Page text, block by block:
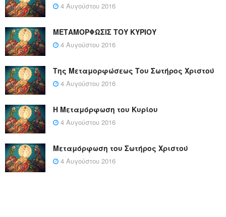
4 Αυγούστου 2016
ΜΕΤΑΜΟΡΦΩΣΙΣ ΤΟΥ ΚΥΡΙΟΥ
4 Αυγούστου 2016
Της Μεταμορφώσεως Του Σωτήρος Χριστού
4 Αυγούστου 2016
Η Μεταμόρφωση του Κυρίου
4 Αυγούστου 2016
Μεταμόρφωση του Σωτήρος Χριστού
4 Αυγούστου 2016